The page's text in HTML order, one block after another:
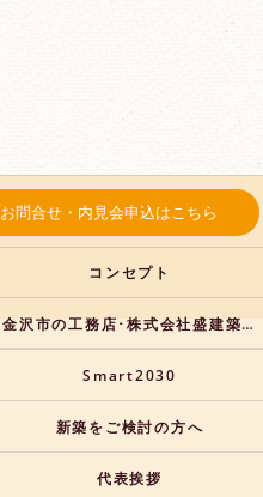
お問合せ・内見会申込はこちら
コンセプト
金沢市の工務店･株式会社盛建築の評判
Smart2030
新築をご検討の方へ
代表挨拶